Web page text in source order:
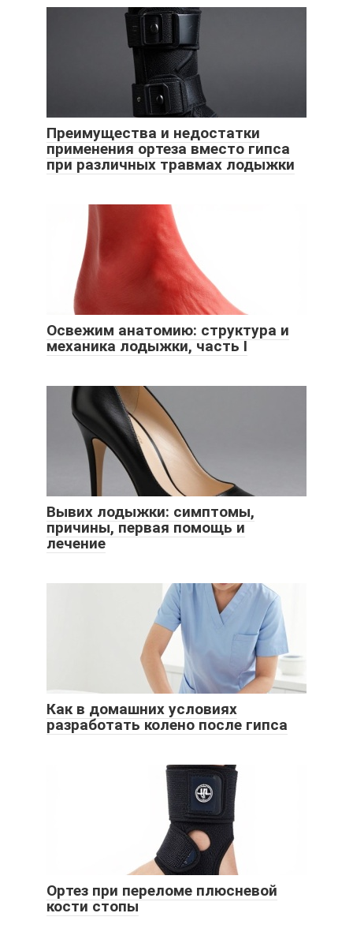
Преимущества и недостатки
применения ортеза вместо гипса
при различных травмах лодыжки
Освежим анатомию: структура и
механика лодыжки, часть I
Вывих лодыжки: симптомы,
причины, первая помощь и
лечение
Как в домашних условиях
разработать колено после гипса
Ортез при переломе плюсневой
кости стопы